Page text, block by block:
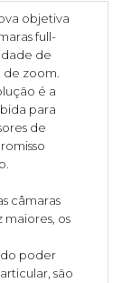
objetiva
full-
de
zoom.
é a
para
de
câmaras
maiores, os
poder
são